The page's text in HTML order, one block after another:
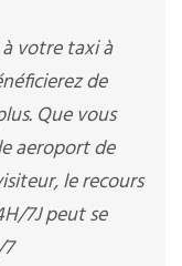
votre taxi à
de
Que vous
aeroport de
le recours
7J peut se